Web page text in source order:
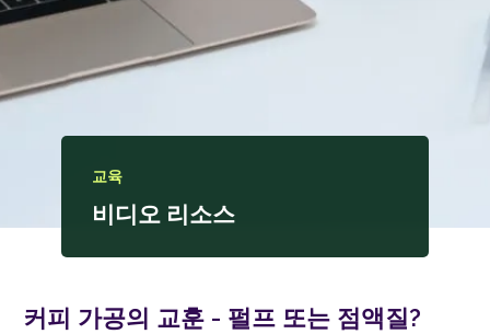
교육
비디오 리소스
커피 가공의 교훈 - 펄프 또는 점액질?